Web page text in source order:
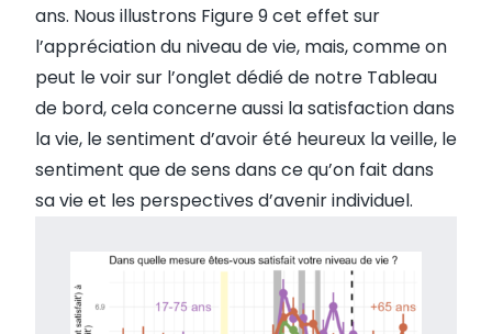
ans. Nous illustrons Figure 9 cet effet sur
l’appréciation du niveau de vie, mais, comme on
peut le voir sur l’onglet dédié de notre Tableau
de bord, cela concerne aussi la satisfaction dans
la vie, le sentiment d’avoir été heureux la veille, le
sentiment que de sens dans ce qu’on fait dans
sa vie et les perspectives d’avenir individuel.